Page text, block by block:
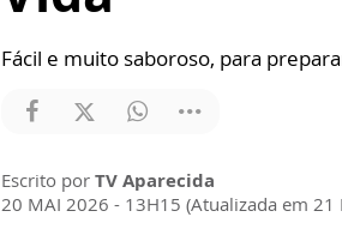
Fácil e muito saboroso, para
Escrito por TV Aparecida
20 MAI 2026 - 13H15 (Atualizada em